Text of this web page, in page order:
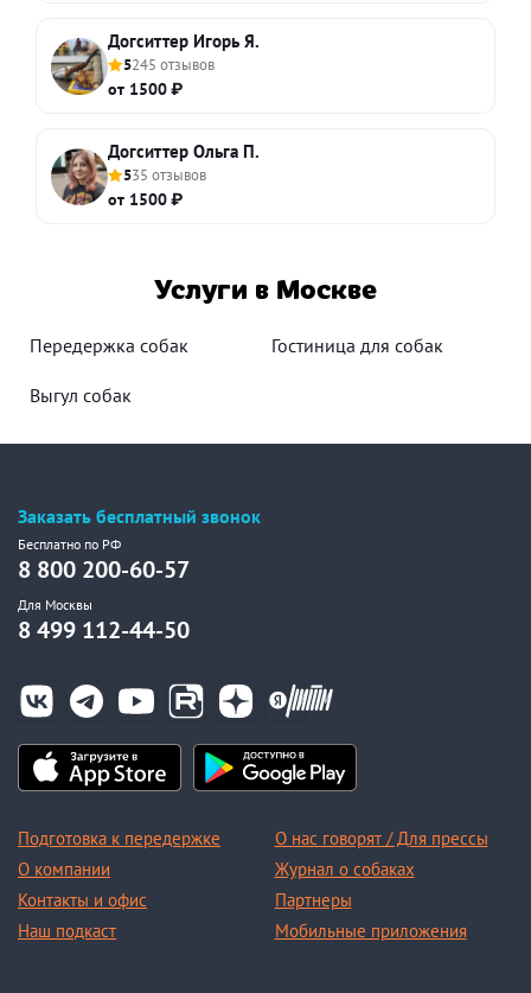
Догситтер Игорь Я.
5245 отзывов
от 1500 ₽
Догситтер Ольга П.
535 отзывов
от 1500 ₽
Услуги в Москве
Передержка собак Гостиница для собак
Выгул собак
Заказать бесплатный звонок
Бесплатно по РФ
8 800 200-60-57
Для Москвы
8 499 112-44-50
Подготовка к передержке
О компании
Контакты и офис
Наш подкаст
О нас говорят / Для прессы
Журнал о собаках
Партнеры
Мобильные приложения